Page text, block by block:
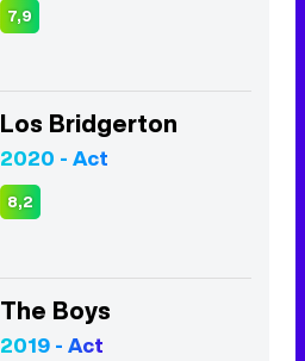
7,9
Los Bridgerton
2020 - Act
8,2
The Boys
2019 - Act